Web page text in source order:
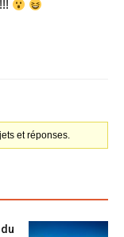
et réponses.